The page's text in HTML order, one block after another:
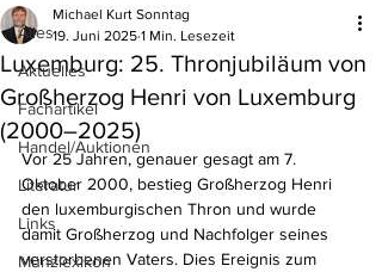
Alles
Aktuelles
Fachartikel
Handel/Auktionen
Literatur
Links
Münzlexikon
Luxemburg: 25. Thronjubiläum von
Großherzog Henri von Luxemburg
(2000–2025)
Michael Kurt Sonntag
19. Juni 2025 1 Min. Lesezeit
Vor 25 Jahren, genauer gesagt am 7.
Oktober 2000, bestieg Großherzog Henri
den luxemburgischen Thron und wurde
damit Großherzog und Nachfolger seines
verstorbenen Vaters. Dies Ereignis zum